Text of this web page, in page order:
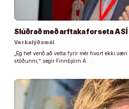
Slúðrað með arftaka forseta ASÍ
Verkalýðsmál
„Ég hef verið að velta fyrir mér hvort ekki
stöðunni,“ segir Finnbjörn A. …